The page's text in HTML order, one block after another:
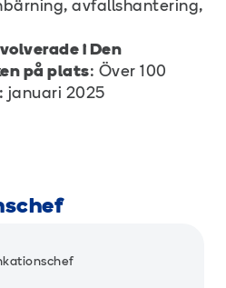
avfallshantering,
i Den
på plats: Över 100
: januari 2025